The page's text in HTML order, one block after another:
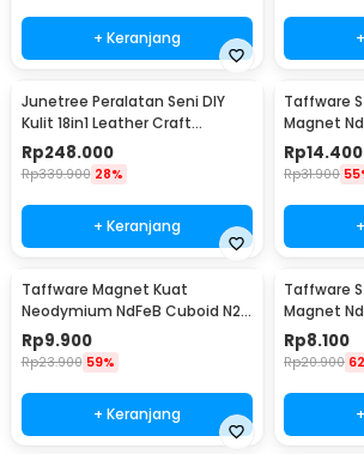
+ Keranjang
Junetree Peralatan Seni DIY
Kulit 18in1 Leather Craft
Stitching Sewing - WA134
Rp248.000
Rp339.900 28%
+ Keranjang
Taffware
Magnet
Ring Hole
Rp14.400
Rp31.900
Taffware Magnet Kuat
Neodymium NdFeB Cuboid N25
5 PCS - D22
Rp9.900
Rp23.900 59%
+ Keranjang
Taffware
Magnet
20 PCS -
Rp8.100
Rp20.900